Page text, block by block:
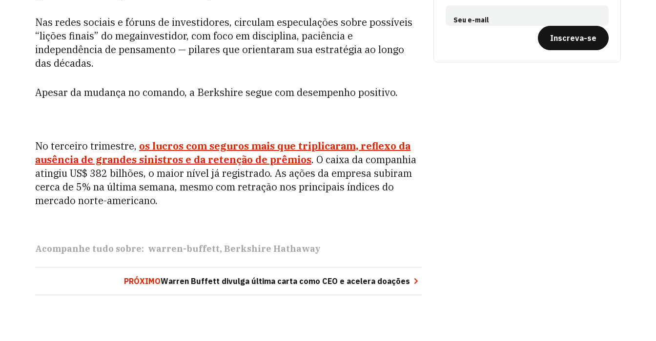
Nas redes sociais e fóruns de investidores, circulam especulações sobre possíveis
“lições finais” do megainvestidor, com foco em disciplina, paciência e
independência de pensamento — pilares que orientaram sua estratégia ao longo
das décadas.
Apesar da mudança no comando, a Berkshire segue com desempenho positivo.
No terceiro trimestre, os lucros com seguros mais que triplicaram, reflexo da
ausência de grandes sinistros e da retenção de prêmios. O caixa da companhia
atingiu US$ 382 bilhões, o maior nível já registrado. As ações da empresa subiram
cerca de 5% na última semana, mesmo com retração nos principais índices do
mercado norte-americano.
Acompanhe tudo sobre: warren-buffett Berkshire Hathaway
PRÓXIMOWarren Buffett divulga última carta como CEO e acelera doações
Seu e-mail
Inscreva-se